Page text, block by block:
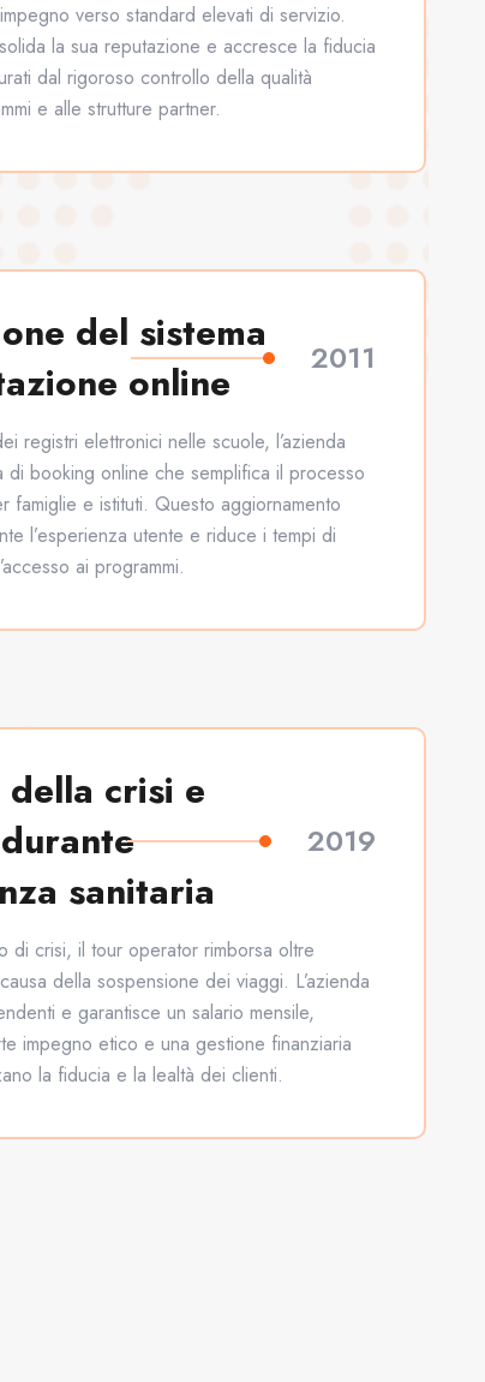
verso standard elevati di servizio.
la sua reputazione e accresce la fiducia
dal rigoroso controllo della qualità
e alle strutture partner.
del sistema
online
2011
registri elettronici nelle scuole, l’azienda
di booking online che semplifica il processo
famiglie e istituti. Questo aggiornamento
l’esperienza utente e riduce i tempi di
ai programmi.
della crisi e
sanitaria
2019
di crisi, il tour operator rimborsa oltre
della sospensione dei viaggi. L’azienda
e garantisce un salario mensile,
impegno etico e una gestione finanziaria
la fiducia e la lealtà dei clienti.